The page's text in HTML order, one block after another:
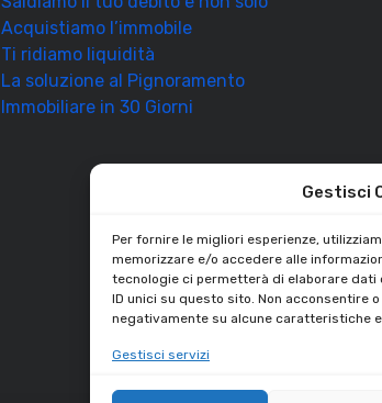
Gestisci
Per fornire le migliori esperienze,
memorizzare e/o accedere alle
tecnologie ci permetterà di elaborare dati
ID unici su questo sito. Non acconsentire
negativamente su alcune caratteristiche
Gestisci servizi
Acquistiamo l’immobile
Ti ridiamo liquidità
La soluzione al Pignoramento
Immobiliare in 30 Giorni